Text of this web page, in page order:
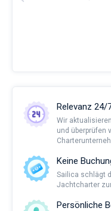
Relevanz 24/
Wir
und überprüfen
Keine
Sailica schlägt
Jachtcharter
Persönliche